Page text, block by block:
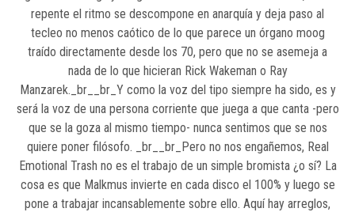
repente el ritmo se descompone en anarquía y deja paso al
tecleo no menos caótico de lo que parece un órgano moog
traído directamente desde los 70, pero que no se asemeja a
nada de lo que hicieran Rick Wakeman o Ray
Manzarek._br__br_Y como la voz del tipo siempre ha sido, es y
será la voz de una persona corriente que juega a que canta -pero
que se la goza al mismo tiempo- nunca sentimos que se nos
quiere poner filósofo. _br__br_Pero no nos engañemos, Real
Emotional Trash no es el trabajo de un simple bromista ¿o sí? La
cosa es que Malkmus invierte en cada disco el 100% y luego se
pone a trabajar incansablemente sobre ello. Aquí hay arreglos,